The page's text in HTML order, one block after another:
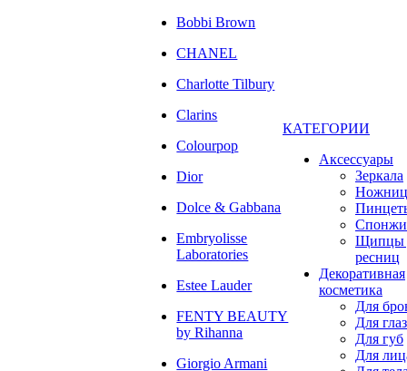
Bobbi Brown
CHANEL
Charlotte Tilbury
Clarins
Colourpop
Dior
Dolce & Gabbana
Embryolisse
Laboratories
Estee Lauder
FENTY BEAUTY
by Rihanna
Giorgio Armani
КАТЕГОРИИ
Аксессуары
Зеркала
Спонжи
Щипцы
ресниц
Декоративная
косметика
Для
Для глаз
Для губ
Для